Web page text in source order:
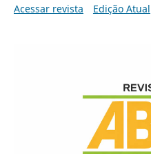
Acessar revista Edição Atual